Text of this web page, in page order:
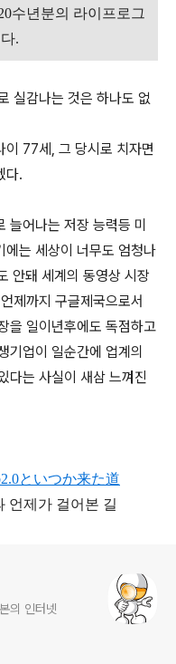
수년분의 라이프로그
.
실감나는 것은 하나도 없
77세, 그 당시로 치자면
다.
늘어나는 저장 능력등 미
에는 세상이 너무도 엄청나
안돼 세계의 동영상 시장
제까지 구글제국으로서
을 일이년후에도 독점하고
기업이 일순간에 업계의
다는 사실이 새삼 느껴진
といつか来た道
언제가 걸어본 길
의 인터넷